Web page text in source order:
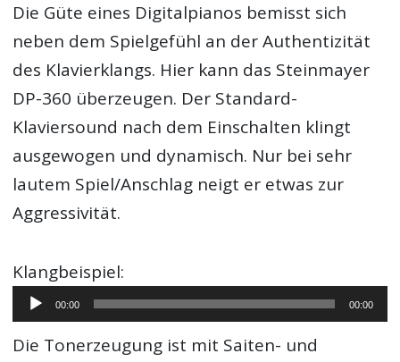
Die Güte eines Digitalpianos bemisst sich
neben dem Spielgefühl an der Authentizität
des Klavierklangs. Hier kann das Steinmayer
DP-360 überzeugen. Der Standard-
Klaviersound nach dem Einschalten klingt
ausgewogen und dynamisch. Nur bei sehr
lautem Spiel/Anschlag neigt er etwas zur
Aggressivität.
Klangbeispiel:
Audio-
Player
00:00 00:00
Die Tonerzeugung ist mit Saiten- und